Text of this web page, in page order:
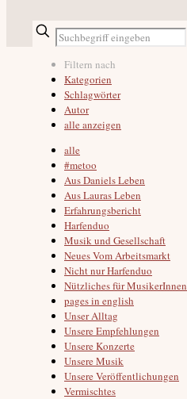
Filtern nach
Kategorien
Schlagwörter
Autor
alle anzeigen
alle
#metoo
Aus Daniels Leben
Aus Lauras Leben
Erfahrungsbericht
Harfenduo
Musik und Gesellschaft
Neues Vom Arbeitsmarkt
Nicht nur Harfenduo
Nützliches für MusikerInnen
pages in english
Unser Alltag
Unsere Empfehlungen
Unsere Konzerte
Unsere Musik
Unsere Veröffentlichungen
Vermischtes